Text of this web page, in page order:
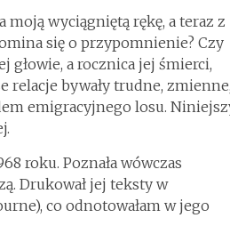
moją wyciągniętą rękę, a teraz z
się o przypomnienie? Czy
głowie, a rocznica jej śmierci,
relacje bywały trudne, zmienne,
emigracyjnego losu.
roku. Poznała wówczas
Drukował jej teksty w
co odnotowałam w jego